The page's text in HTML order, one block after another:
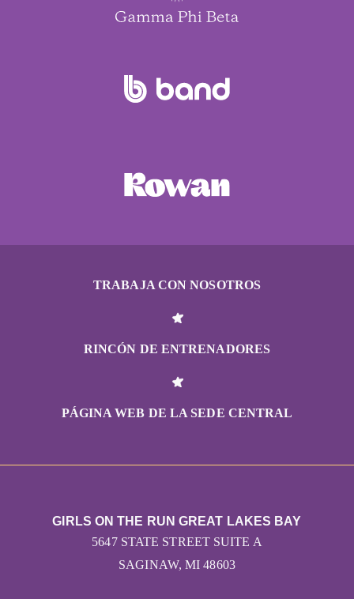
TRABAJA CON NOSOTROS
RINCÓN DE ENTRENADORES
PÁGINA WEB DE LA SEDE CENTRAL
GIRLS ON THE RUN GREAT LAKES BAY
5647 STATE STREET SUITE A
SAGINAW, MI 48603